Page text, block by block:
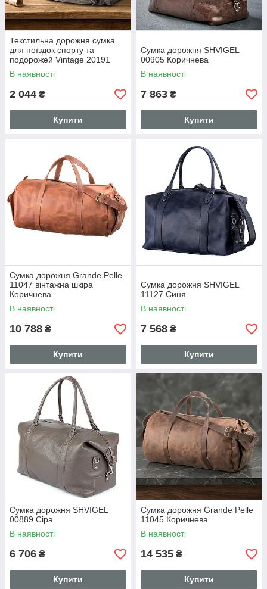
Текстильна дорожня сумка
для поїздок спорту та
подорожей Vintage 20191
Сіра
В наявності
2 044 ₴
Купити
Сумка дорожня SHVIGEL
00905 Коричнева
В наявності
7 863 ₴
Купити
Сумка дорожня Grande Pelle
11047 вінтажна шкіра
Коричнева
В наявності
10 788 ₴
Купити
Сумка дорожня SHVIGEL
11127 Синя
В наявності
7 568 ₴
Купити
Сумка дорожня SHVIGEL
00889 Сіра
В наявності
6 706 ₴
Купити
Сумка дорожня Grande Pelle
11045 Коричнева
В наявності
14 535 ₴
Купити